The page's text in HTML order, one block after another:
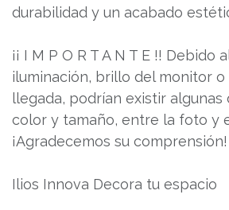
durabilidad y un acabado
¡¡ I M P O R T A N T E !! Debido
iluminación, brillo del monitor
llegada, podrían existir algunas
color y tamaño, entre la foto y
¡Agradecemos su comprensión!
Ilios Innova Decora tu espacio